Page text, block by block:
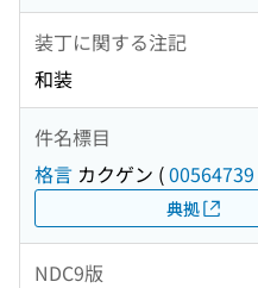
装丁に関する注記
和装
件名標目
格言 カクゲン (00564739
典拠
NDC9版